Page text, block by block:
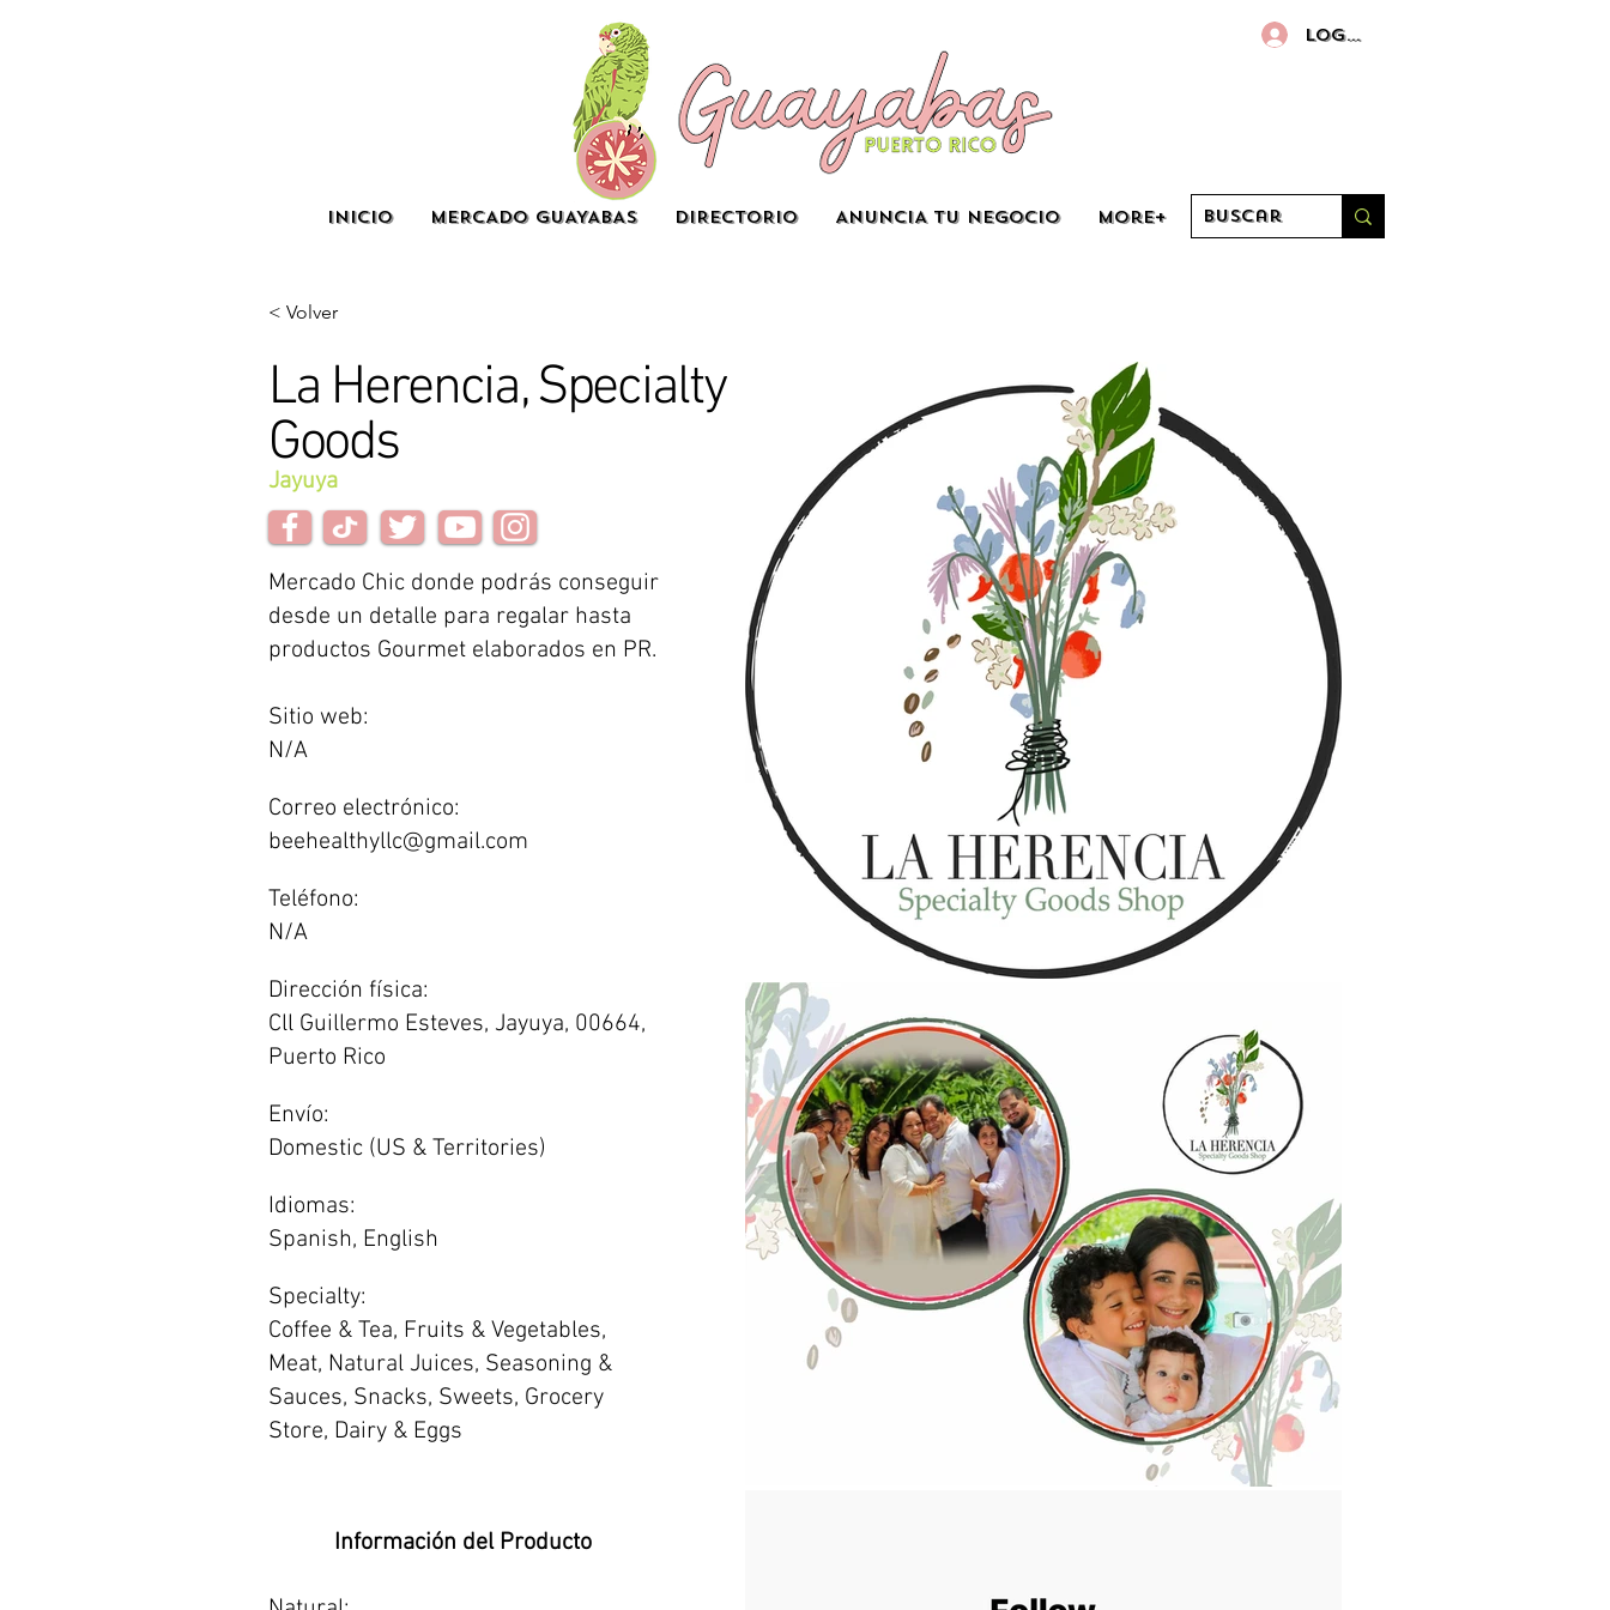
INICIO MERCADO GUAYABAS DIRECTORIO ANUNCIA TU NEGOCIO More+
Log in
< Volver
La Herencia, Specialty
Goods
Jayuya
Mercado Chic donde podrás conseguir
desde un detalle para regalar hasta
productos Gourmet elaborados en PR.
Sitio web:
N/A
Correo electrónico:
beehealthyllc@gmail.com
Teléfono:
N/A
Dirección física:
Cll Guillermo Esteves, Jayuya, 00664,
Puerto Rico
Envío:
Domestic (US & Territories)
Idiomas:
Spanish, English
Specialty:
Coffee & Tea, Fruits & Vegetables,
Meat, Natural Juices, Seasoning &
Sauces, Snacks, Sweets, Grocery
Store, Dairy & Eggs
Información del Producto